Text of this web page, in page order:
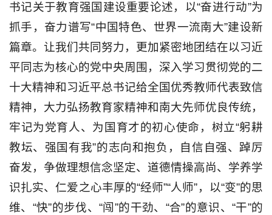
书记关于教育强国建设重要论述，以“奋进行动”为
抓手，奋力谱写“中国特色、世界一流南大”建设新
篇章。让我们共同努力，更加紧密地团结在以习近
平同志为核心的党中央周围，深入学习贯彻党的二
十大精神和习近平总书记给全国优秀教师代表致信
精神，大力弘扬教育家精神和南大先师优良传统，
牢记为党育人、为国育才的初心使命，树立“躬耕
教坛、强国有我”的志向和抱负，自信自强、踔厉
奋发，争做理想信念坚定、道德情操高尚、学养学
识扎实、仁爱之心丰厚的“经师”“人师”，以“变”的思
维、“快”的步伐、“闯”的干劲、“合”的意识、“干”的